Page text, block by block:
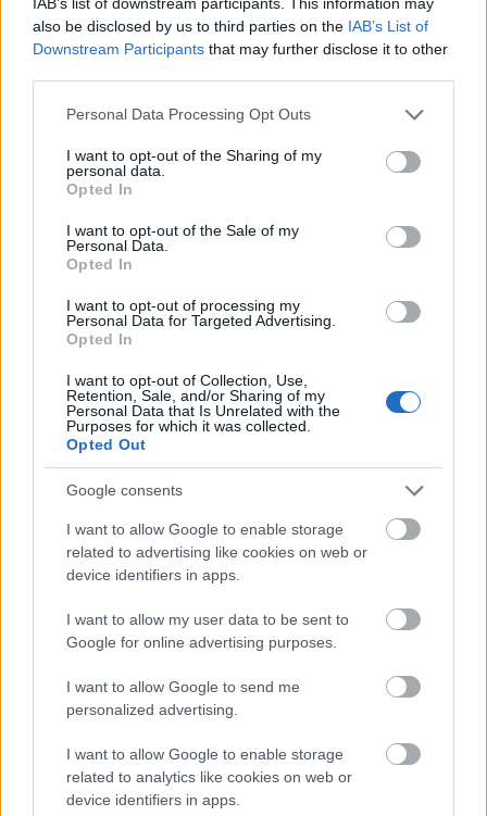
also be disclosed by us to third parties on the IAB’s List of
Downstream Participants that may further disclose it to other
Please note that this website/app uses one or more Google
not limited to your visit or usage behaviour. You may click to
grant or deny consent to Google and its third-party tags to
use your data for below specified purposes in below Google
consent section.
Personal Data Processing Opt Outs
I want to opt-out of the Sharing of my
personal data.
Opted In
I want to opt-out of the Sale of my
Personal Data.
Opted In
I want to opt-out of processing my
Personal Data for Targeted Advertising.
Opted In
I want to opt-out of Collection, Use,
Retention, Sale, and/or Sharing of my
Personal Data that Is Unrelated with the
Purposes for which it was collected.
Opted Out
Google consents
I want to allow Google to enable storage
related to advertising like cookies on web or
device identifiers in apps.
I want to allow my user data to be sent to
Google for online advertising purposes.
I want to allow Google to send me
personalized advertising.
I want to allow Google to enable storage
related to analytics like cookies on web or
device identifiers in apps.
Paks paksi atomerőmű
Paks II.: Mit jelent az 5. blokk új mérföldköve a
felülvizsgálat árnyékában?
Megkezdődött az 5. blokk reaktorépületének alaplemez-
kivitelezése, miközben a felülvizsgálat arra keresi a választ,
hogy a megváltozott gazdasági és geopolitikai környezetben
milyen feltételek mellett érdemes továbbvinni Magyarország
egyik legnagyobb beruházását.
Épített öröksége megújításával is készül
évfordulójára
Elkészült a Liszt Ferenc repülőtér
közelében lévő logisztikai bázis út- és
közműhálózatának fejlesztése